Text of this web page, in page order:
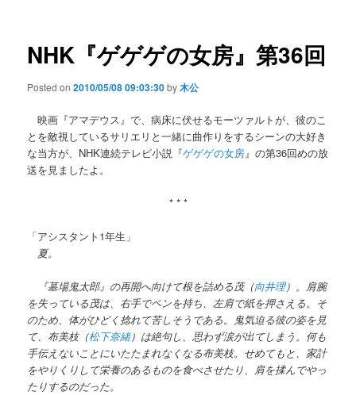
ー
ョ
NHK『ゲゲゲの女房』第36回
Posted on2010/05/08 09:03:30by木公
映画『アマデウス』で、病床に伏せるモーツァルトが、彼のこ
とを敵視しているサリエリと一緒に曲作りをするシーンの大好き
な当方が、NHK連続テレビ小説『ゲゲゲの女房』の第36回めの放
送を見ましたよ。
* * *
「アシスタント1年生」
夏。
『墓場鬼太郎』の再開へ向けて根を詰める茂（向井理）。肩腕
を失っている茂は、右手でペンを持ち、左肩で紙を押さえる。そ
のため、体がひどく捻れて苦しそうである。鬼気迫る彼の姿を見
て、布美枝（松下奈緒）は絶句し、思わず涙が出てしまう。何も
手伝えないことにいたたまれなくなる布美枝。せめてもと、家計
をやりくりして栄養のあるものを食べさせたり、肩を揉んでやっ
たりするのだった。